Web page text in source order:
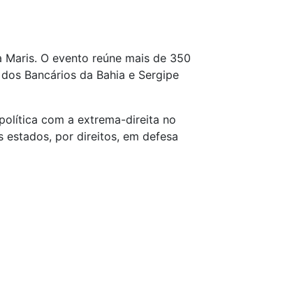
O evento reúne mais de 350
Bancários da Bahia e Sergipe
com a extrema-direita no
estados, por direitos, em defesa